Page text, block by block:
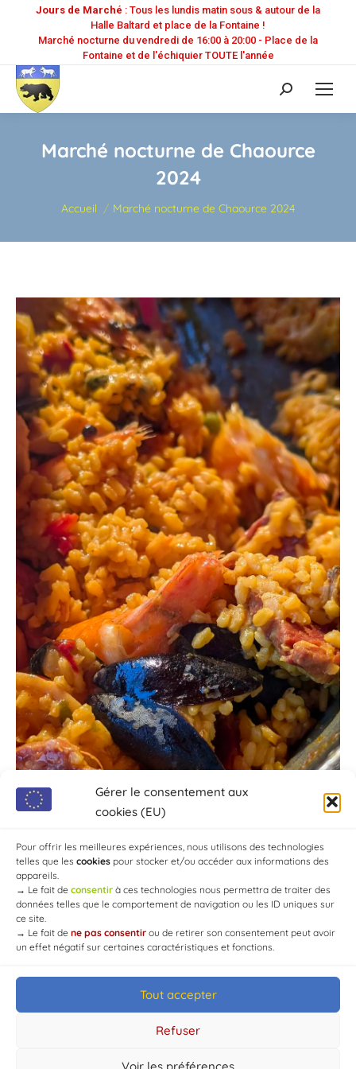
Gérer le consentement aux
cookies (EU)
Pour offrir les meilleures expériences, nous utilisons des technologies
telles que les cookies pour stocker et/ou accéder aux informations des
appareils.
→ Le fait de consentir à ces technologies nous permettra de traiter des
données telles que le comportement de navigation ou les ID uniques sur
ce site.
→ Le fait de ne pas consentir ou de retirer son consentement peut avoir
un effet négatif sur certaines caractéristiques et fonctions.
Tout accepter
Refuser
Voir les préférences
Jours de Marché : Tous les lundis matin sous & autour de la
Halle Baltard et place de la Fontaine !
Marché nocturne du vendredi de 16:00 à 20:00 - Place de la
Fontaine et de l'échiquier TOUTE l'année
Recherche
:
Marché nocturne de Chaource
2024
Vous êtes ici :
Accueil Marché nocturne de Chaource 2024
© Mairie de Chaource [2004-2024] | Tous droits réservés.
Developed byWEB3-DESIGN